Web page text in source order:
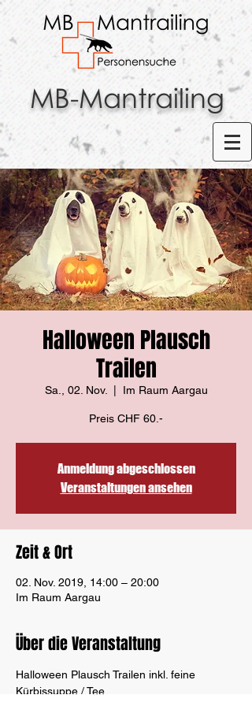
MB-Mantrailing
Halloween Plausch
Trailen
Sa., 02. Nov. Im Raum Aargau
Preis CHF 60.-
Anmeldung abgeschlossen
Veranstaltungen ansehen
Zeit & Ort
02. Nov. 2019, 14:00 – 20:00
Im Raum Aargau
Über die Veranstaltung
Halloween Plausch Trailen inkl. feine
Kürbissuppe / Tee